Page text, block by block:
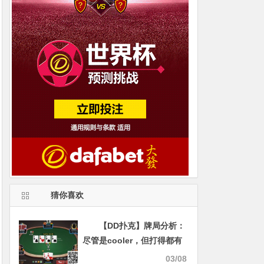
猜你喜欢
【DD扑克】牌局分析：
尽管是cooler，但打得都有
03/08